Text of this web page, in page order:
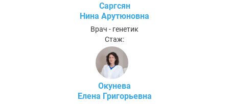
Саргсян
Нина Арутюновна
Врач - генетик
Стаж:
Окунева
Елена Григорьевна